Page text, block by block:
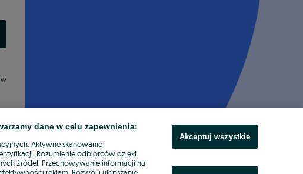
dane w celu zapewnienia:
Aktywne skanowanie
Rozumienie odbiorców dzięki
źródeł. Przechowywanie informacji na
Akceptuj wszystkie